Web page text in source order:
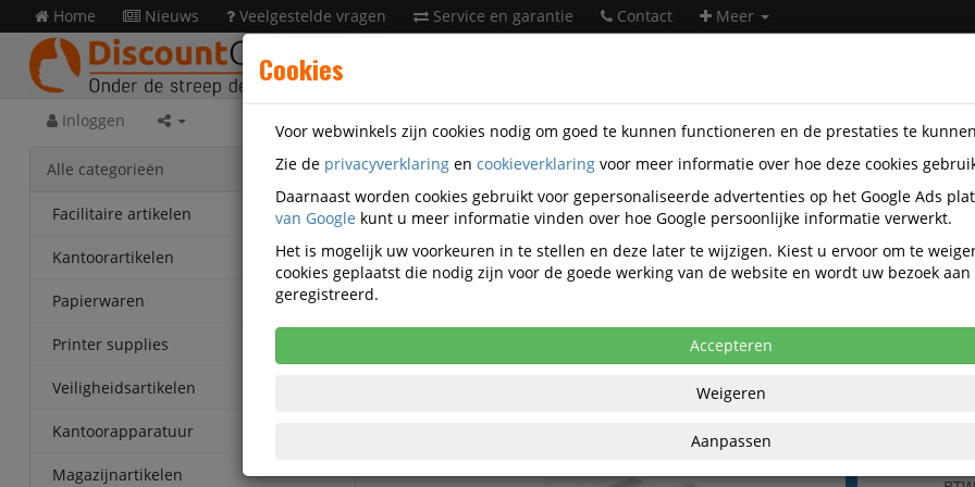
Home Nieuws Veelgestelde vragen Service en garantie Contact Meer
Inloggen
Alle categorieën
Facilitaire artikelen
Kantoorartikelen
Papierwaren
Printer supplies
Veiligheidsartikelen
Kantoorapparatuur
Magazijnartikelen
Presentatiemiddelen Displays Beurswanden
DiscountOffice
SDD-STFR1500X2300SSK-ECO
DiscountOffice Print voor FlexFrame Wand
ECO
Vanaf € 42,86 excl. BTW bij aankoop van minimaal 3
Cookies
Voor webwinkels zijn cookies nodig om goed te kunnen functioneren en de prestaties te
Zie de privacyverklaring en cookieverklaring voor meer informatie over hoe deze cookies
Daarnaast worden cookies gebruikt voor gepersonaliseerde advertenties op het Google Ads
van Google kunt u meer informatie vinden over hoe Google persoonlijke informatie verwerkt.
Het is mogelijk uw voorkeuren in te stellen en deze later te wijzigen. Kiest u ervoor om te
cookies geplaatst die nodig zijn voor de goede werking van de website en wordt uw bezoek
geregistreerd.
Accepteren
Weigeren
Aanpassen